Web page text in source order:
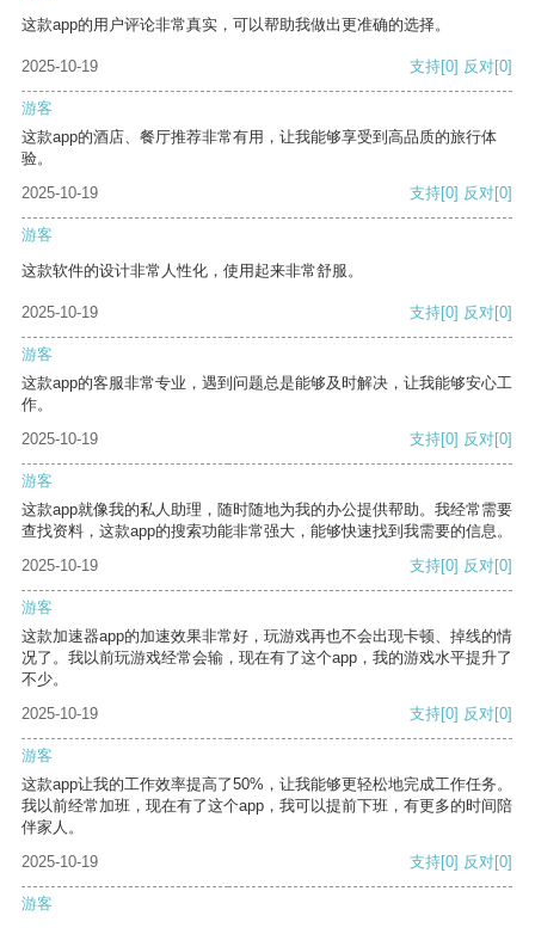
这款app的用户评论非常真实，可以帮助我做出更准确的选择。
2025-10-19 支持[0] 反对[0]
游客
这款app的酒店、餐厅推荐非常有用，让我能够享受到高品质的旅行体
验。
2025-10-19
支持[0] 反对[0]
游客
这款软件的设计非常人性化，使用起来非常舒服。
2025-10-19 支持[0] 反对[0]
游客
这款app的客服非常专业，遇到问题总是能够及时解决，让我能够安心工
作。
2025-10-19
支持[0] 反对[0]
游客
这款app就像我的私人助理，随时随地为我的办公提供帮助。我经常需要
查找资料，这款app的搜索功能非常强大，能够快速找到我需要的信息。
2025-10-19
支持[0] 反对[0]
游客
这款加速器app的加速效果非常好，玩游戏再也不会出现卡顿、掉线的情
况了。我以前玩游戏经常会输，现在有了这个app，我的游戏水平提升了
不少。
2025-10-19
支持[0] 反对[0]
游客
这款app让我的工作效率提高了50%，让我能够更轻松地完成工作任务。
我以前经常加班，现在有了这个app，我可以提前下班，有更多的时间陪
伴家人。
2025-10-19
支持[0] 反对[0]
游客